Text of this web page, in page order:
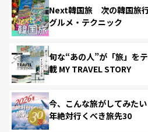
Next韓国旅 次の韓国旅
グルメ・テクニック
旬な“あの人”が「旅」を
載 MY TRAVEL STORY
今、こんな旅がしてみた
年絶対行くべき旅先30